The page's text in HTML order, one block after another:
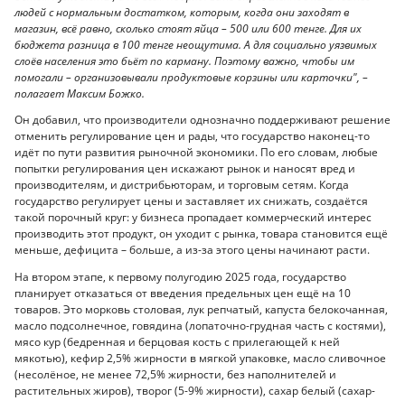
людей с нормальным достатком, которым, когда они заходят в
магазин, всё равно, сколько стоят яйца – 500 или 600 тенге. Для их
бюджета разница в 100 тенге неощутима. А для социально уязвимых
слоёв населения это бьёт по карману. Поэтому важно, чтобы им
помогали – организовывали продуктовые корзины или карточки", –
полагает Максим Божко.
Он добавил, что производители однозначно поддерживают решение
отменить регулирование цен и рады, что государство наконец-то
идёт по пути развития рыночной экономики. По его словам, любые
попытки регулирования цен искажают рынок и наносят вред и
производителям, и дистрибьюторам, и торговым сетям. Когда
государство регулирует цены и заставляет их снижать, создаётся
такой порочный круг: у бизнеса пропадает коммерческий интерес
производить этот продукт, он уходит с рынка, товара становится ещё
меньше, дефицита – больше, а из-за этого цены начинают расти.
На втором этапе, к первому полугодию 2025 года, государство
планирует отказаться от введения предельных цен ещё на 10
товаров. Это морковь столовая, лук репчатый, капуста белокочанная,
масло подсолнечное, говядина (лопаточно-грудная часть с костями),
мясо кур (бедренная и берцовая кость с прилегающей к ней
мякотью), кефир 2,5% жирности в мягкой упаковке, масло сливочное
(несолёное, не менее 72,5% жирности, без наполнителей и
растительных жиров), творог (5-9% жирности), сахар белый (сахар-